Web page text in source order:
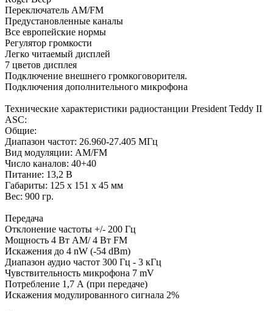
Переключатель AM/FM
Предустановленные каналы
Все европейские нормы
Регулятор громкости
Легко читаемый дисплей
7 цветов дисплея
Подключение внешнего громкоговорителя.
Подключения дополнительного микрофона
Технические характеристики радиостанции President Teddy II
ASC:
Общие:
Диапазон частот: 26.960-27.405 МГц
Вид модуляции: AM/FM
Число каналов: 40+40
Питание: 13,2 В
Габариты: 125 x 151 х 45 мм
Вес: 900 гр.
Передача
Отклонение частоты +/- 200 Гц
Мощность 4 Вт АМ/ 4 Вт FM
Искажения до 4 nW (-54 dBm)
Диапазон аудио частот 300 Гц - 3 кГц
Чувствительность микрофона 7 mV
Потребление 1,7 А (при передаче)
Искажения модулированного сигнала 2%